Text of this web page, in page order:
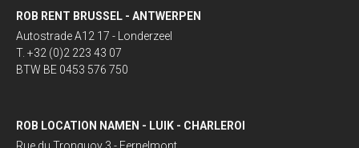
ROB RENT BRUSSEL - ANTWERPEN
Autostrade A12 17 - Londerzeel
T. +32 (0)2 223 43 07
BTW BE 0453 576 750
ROB LOCATION NAMEN - LUIK - CHARLEROI
Rue du Tronquoy 3 - Fernelmont